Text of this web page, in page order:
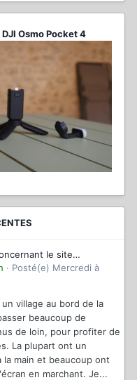
Osmo Pocket 4
le site
· Posté(e) Mercredi à
village au bord de la
beaucoup de
de loin, pour profiter de
La plupart ont un
la main et beaucoup ont
en marchant. Je...